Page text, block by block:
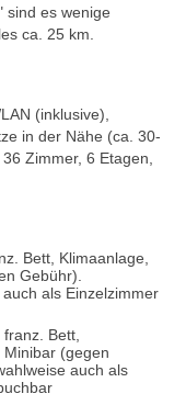
sind es wenige
ca. 25 km.
(inklusive),
in der Nähe (ca. 30-
Zimmer, 6 Etagen,
Bett, Klimaanlage,
Gebühr).
als Einzelzimmer
Bett,
Minibar (gegen
auch als